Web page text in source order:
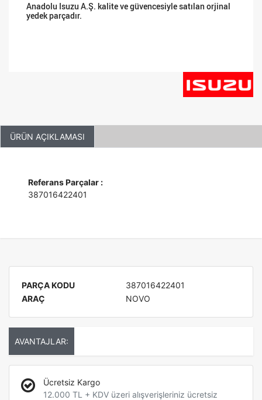
Anadolu Isuzu A.Ş. kalite ve güvencesiyle satılan orjinal
yedek parçadır.
ÜRÜN AÇIKLAMASI
Referans Parçalar :
387016422401
PARÇA KODU
387016422401
ARAÇ
NOVO
AVANTAJLAR:
Ücretsiz Kargo
12.000 TL + KDV üzeri alışverişleriniz ücretsiz